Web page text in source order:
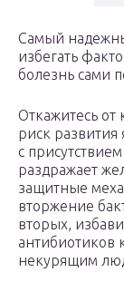
Самый
избегать
болезнь сами
Откажитесь
риск
с
раздражает
защитные
вторжение
вторых,
антибиотиков
некурящим